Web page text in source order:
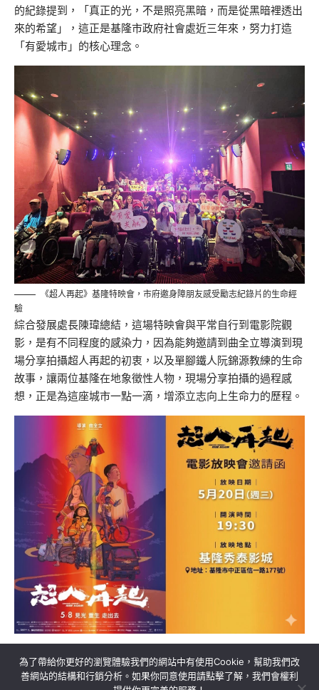
的紀錄提到，「真正的光，不是照亮黑暗，而是從黑暗裡透出
來的希望」，這正是基隆市政府社會處近三年來，努力打造
「有愛城市」的核心理念。
《超人再起》基隆特映會，市府邀身障朋友感受勵志紀錄片的生命經
驗
綜合發展處長陳瑋總結，這場特映會與平常自行到電影院觀
影，是有不同程度的感染力，因為能夠邀請到曲全立導演到現
場分享拍攝超人再起的初衷，以及單腳鐵人阮錦源教練的生命
故事，讓兩位基隆在地象徵性人物，現場分享拍攝的過程感
想，正是為這座城市一點一滴，增添立志向上生命力的歷程。
為了帶給你更好的瀏覽體驗我們的網站中有使用Cookie，幫助我們改
善網站的結構和行銷分析。如果你同意使用請點擊了解，我們會權利